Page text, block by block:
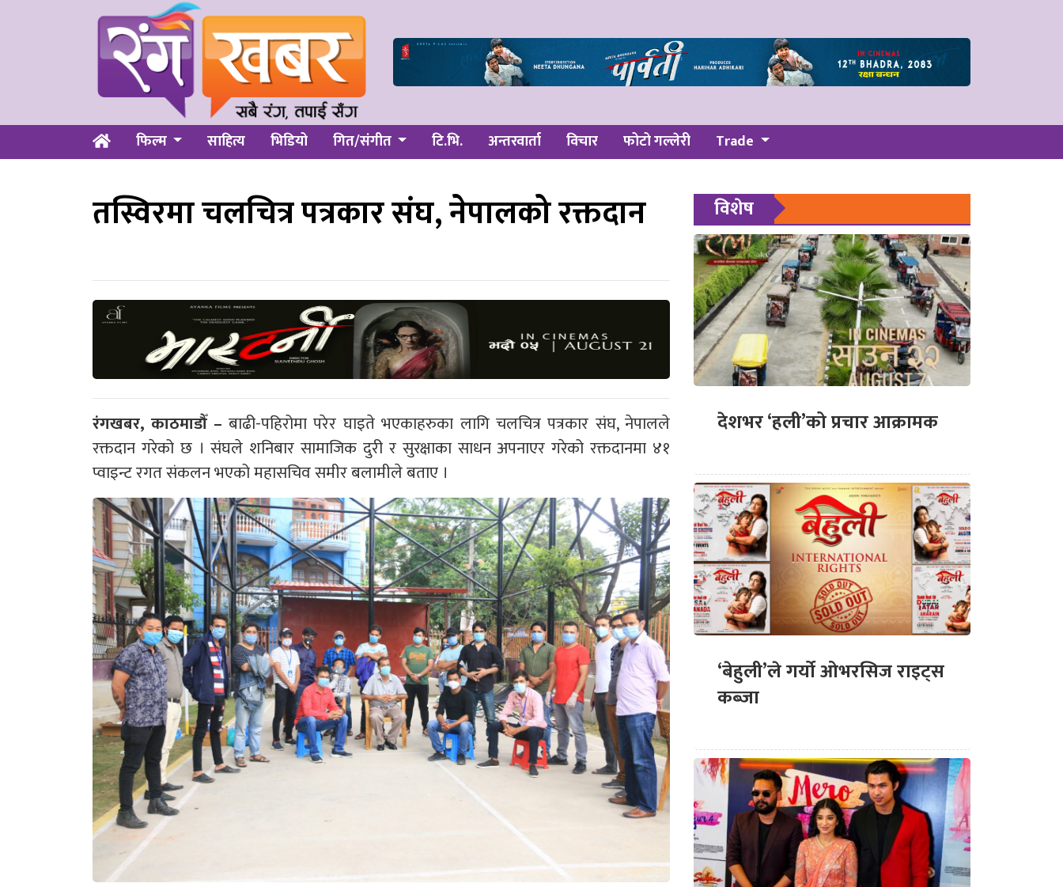
फिल्म साहित्य भिडियो गित/संगीत टि.भि. अन्तरवार्ता विचार फोटो गल्लेरी Trade
तस्विरमा चलचित्र पत्रकार संघ, नेपालको रक्तदान
रंगखबर, काठमाडौँ – बाढी-पहिरोमा परेर घाइते भएकाहरुका लागि चलचित्र पत्रकार संघ, नेपालले
रक्तदान गरेको छ । संघले शनिबार सामाजिक दुरी र सुरक्षाका साधन अपनाएर गरेको रक्तदानमा ४१
प्वाइन्ट रगत संकलन भएको महासचिव समीर बलामीले बताए ।
विशेष
देशभर ‘हली’को प्रचार आक्रामक
‘बेहुली’ले गर्यो ओभरसिज राइट्स
कब्जा